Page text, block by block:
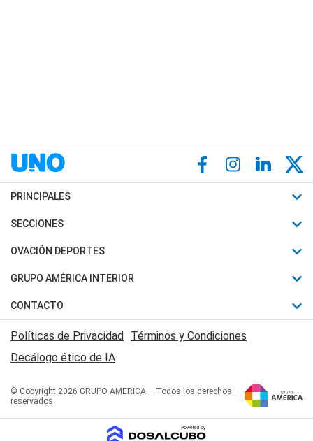
PRINCIPALES
Últimas Noticias
Política
Judiciales
Economia
SECCIONES
Horóscopo
Motores
Trucos caseros
Series y Películas
Edictos y Solicitadas
OVACIÓN DEPORTES
Fútbol
Mundial
Automovilismo
Rugby
Básquet
GRUPO AMÉRICA INTERIOR
Canal 7 en Vivo
San Juan 8
CONTACTO
Acerca de Nosotros
Contactanos
Políticas de Privacidad Términos y Condiciones
Decálogo ético de IA
© Copyright 2026 GRUPO AMERICA – Todos los derechos
reservados